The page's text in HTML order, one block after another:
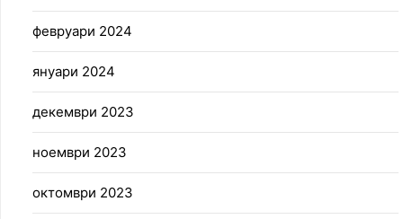
февруари 2024
януари 2024
декември 2023
ноември 2023
октомври 2023